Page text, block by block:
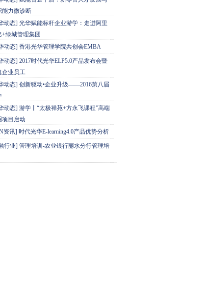
能力微诊断
动态] 光华赋能标杆企业游学：走进阿里
+绿城管理集团
动态] 香港光华管理学院共创会EMBA
动态] 2017时代光华ELP5.0产品发布会暨
企业员工
动态] 创新驱动•企业升级——2016第八届
动态] 游学丨“太极禅苑+方永飞课程”高端
项目启动
资讯] 时代光华E-learning4.0产品优势分析
行业] 管理培训-农业银行丽水分行管理培